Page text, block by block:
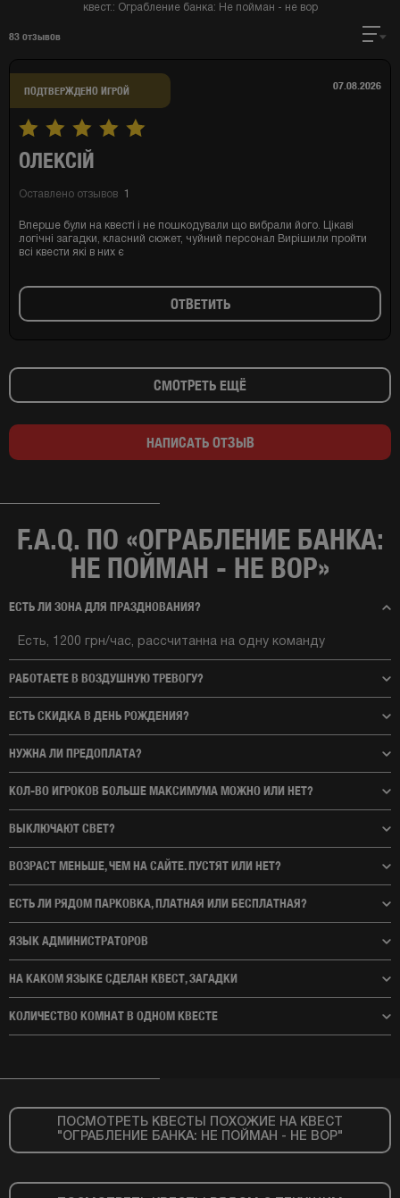
квест.: Ограбление банка: Не пойман - не вор
83 отзывов
ОЛЕКСІЙ
Оставлено отзывов 1
07.08.2026
Вперше були на квесті і не пошкодували що вибрали його. Цікаві
логічні загадки, класний сюжет, чуйний персонал Вирішили пройти
всі квести які в них є
ПОДТВЕРЖДЕНО ИГРОЙ
ОТВЕТИТЬ
СМОТРЕТЬ ЕЩЁ
НАПИСАТЬ ОТЗЫВ
F.A.Q. ПО «ОГРАБЛЕНИЕ БАНКА:
НЕ ПОЙМАН - НЕ ВОР»
ЕСТЬ ЛИ ЗОНА ДЛЯ ПРАЗДНОВАНИЯ?
Есть, 1200 грн/час, рассчитанна на одну команду
РАБОТАЕТЕ В ВОЗДУШНУЮ ТРЕВОГУ?
ЕСТЬ СКИДКА В ДЕНЬ РОЖДЕНИЯ?
НУЖНА ЛИ ПРЕДОПЛАТА?
КОЛ-ВО ИГРОКОВ БОЛЬШЕ МАКСИМУМА МОЖНО ИЛИ НЕТ?
ВЫКЛЮЧАЮТ СВЕТ?
ВОЗРАСТ МЕНЬШЕ, ЧЕМ НА САЙТЕ. ПУСТЯТ ИЛИ НЕТ?
ЕСТЬ ЛИ РЯДОМ ПАРКОВКА, ПЛАТНАЯ ИЛИ БЕСПЛАТНАЯ?
ЯЗЫК АДМИНИСТРАТОРОВ
НА КАКОМ ЯЗЫКЕ СДЕЛАН КВЕСТ, ЗАГАДКИ
КОЛИЧЕСТВО КОМНАТ В ОДНОМ КВЕСТЕ
ПОСМОТРЕТЬ КВЕСТЫ ПОХОЖИЕ НА КВЕСТ
"ОГРАБЛЕНИЕ БАНКА: НЕ ПОЙМАН - НЕ ВОР"